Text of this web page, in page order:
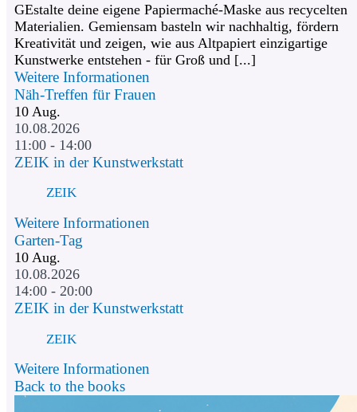
GEstalte deine eigene Papiermaché-Maske aus recycelten
Materialien. Gemiensam basteln wir nachhaltig, fördern
Kreativität und zeigen, wie aus Altpapiert einzigartige
Kunstwerke entstehen - für Groß und [...]
Weitere Informationen
Näh-Treffen für Frauen
10 Aug.
10.08.2026
11:00 - 14:00
ZEIK in der Kunstwerkstatt
ZEIK
Weitere Informationen
Garten-Tag
10 Aug.
10.08.2026
14:00 - 20:00
ZEIK in der Kunstwerkstatt
ZEIK
Weitere Informationen
Back to the books